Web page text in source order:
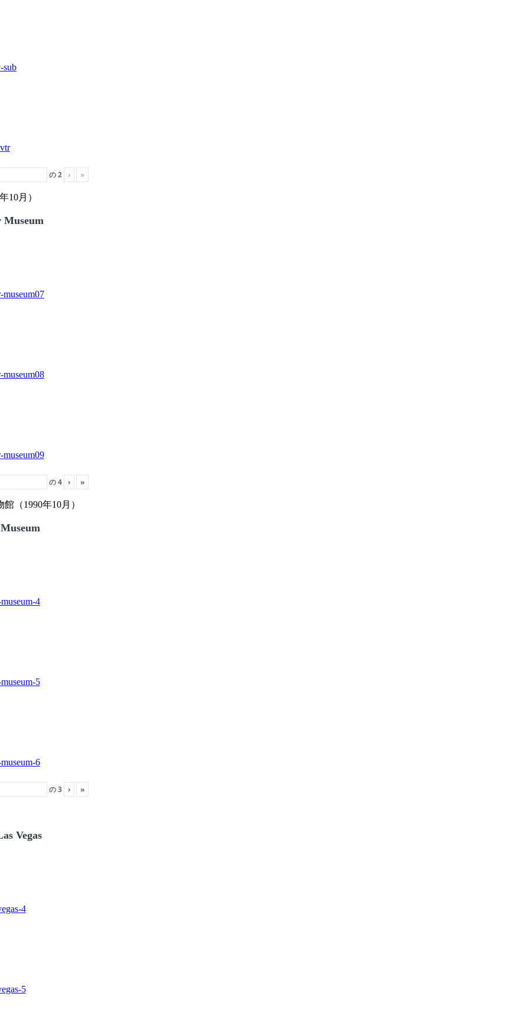
の2 › »
10月）
Museum
の4 › »
（1990年10月）
の3 › »
Vegas